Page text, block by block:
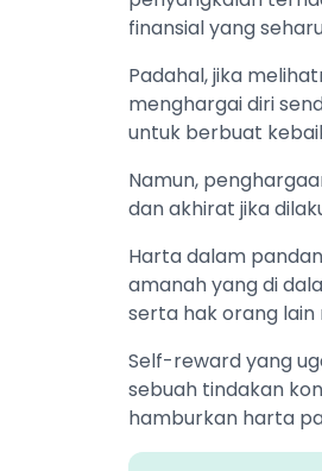
finansial yang
Padahal, jika
menghargai diri
untuk berbuat
Namun,
dan akhirat jika
Harta dalam
amanah yang di
serta hak orang lain
Self-reward yang
sebuah tindakan
hamburkan harta